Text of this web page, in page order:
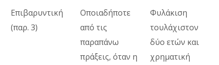
Επιβαρυντική
(παρ. 3)
Οποιαδήποτε
από τις
παραπάνω
πράξεις, όταν η
Φυλάκιση
τουλάχιστον
δύο ετών και
χρηματική